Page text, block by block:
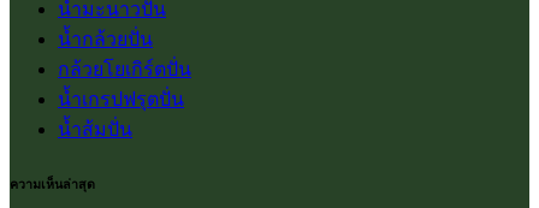
น้ำมะนาวปั่น
น้ำกล้วยปั่น
กล้วยโยเกิร์ตปั่น
น้ำเกรปฟรุตปั่น
น้ำส้มปั่น
ความเห็นล่าสุด